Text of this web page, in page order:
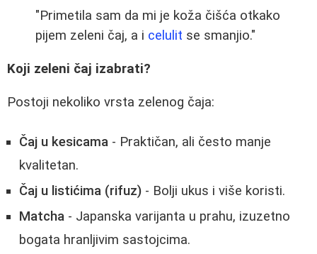
"Primetila sam da mi je koža čišća otkako
pijem zeleni čaj, a i celulit se smanjio."
Koji zeleni čaj izabrati?
Postoji nekoliko vrsta zelenog čaja:
Čaj u kesicama - Praktičan, ali često manje
kvalitetan.
Čaj u listićima (rifuz) - Bolji ukus i više koristi.
Matcha - Japanska varijanta u prahu, izuzetno
bogata hranljivim sastojcima.